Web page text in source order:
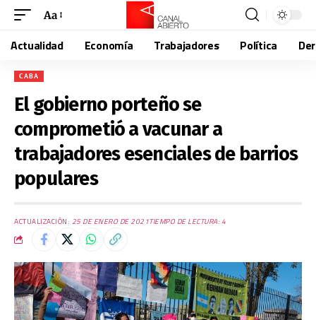
Aa
Actualidad Economía Trabajadores Política
CABA
El gobierno porteño se
comprometió a vacunar a
trabajadores esenciales de barrios
populares
ACTUALIZACIÓN: 25 DE ENERO DE 2021TIEMPO DE LECTURA: 4